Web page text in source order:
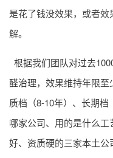
是花了钱没效果，或者效
解。
根据我们团队对过去
醛治理，效果维持年限
质档（8-10年）、长期
哪家公司、用的是什么
好、资质硬的三家本土公